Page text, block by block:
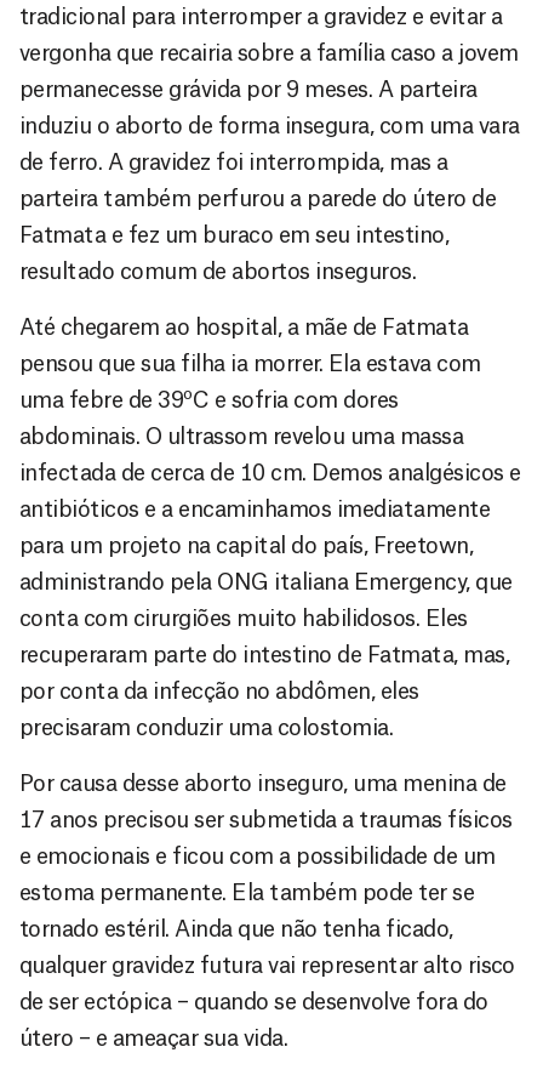
tradicional para interromper a gravidez e evitar a
vergonha que recairia sobre a família caso a jovem
permanecesse grávida por 9 meses. A parteira
induziu o aborto de forma insegura, com uma vara
de ferro. A gravidez foi interrompida, mas a
parteira também perfurou a parede do útero de
Fatmata e fez um buraco em seu intestino,
resultado comum de abortos inseguros.
Até chegarem ao hospital, a mãe de Fatmata
pensou que sua filha ia morrer. Ela estava com
uma febre de 39oC e sofria com dores
abdominais. O ultrassom revelou uma massa
infectada de cerca de 10 cm. Demos analgésicos e
antibióticos e a encaminhamos imediatamente
para um projeto na capital do país, Freetown,
administrando pela ONG italiana Emergency, que
conta com cirurgiões muito habilidosos. Eles
recuperaram parte do intestino de Fatmata, mas,
por conta da infecção no abdômen, eles
precisaram conduzir uma colostomia.
Por causa desse aborto inseguro, uma menina de
17 anos precisou ser submetida a traumas físicos
e emocionais e ficou com a possibilidade de um
estoma permanente. Ela também pode ter se
tornado estéril. Ainda que não tenha ficado,
qualquer gravidez futura vai representar alto risco
de ser ectópica – quando se desenvolve fora do
útero – e ameaçar sua vida.